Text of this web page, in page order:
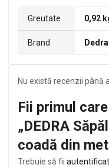
Greutate 0,92
Brand Dedra
Nu există recenzii până
Fii primul
„DEDRA
coadă din
Trebuie să fii autentificat